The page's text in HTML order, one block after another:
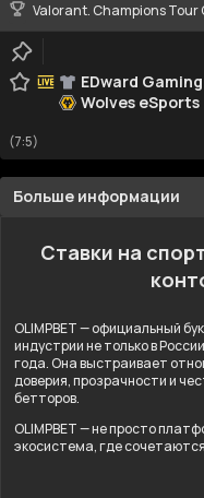
Valorant. Champions Tour
EDward Gaming
Wolves eSports
(7:5)
Больше информации
Ставки на
OLIMPBET — официальный
индустрии не только в
года. Она выстраивает
доверия, прозрачности и
бетторов.
OLIMPBET — не просто
экосистема, где